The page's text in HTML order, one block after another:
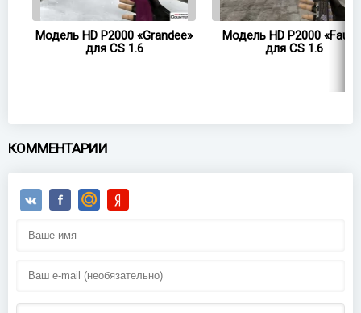
Модель HD P2000 «Grandee»
для CS 1.6
Модель HD P2000
для CS 1.6
КОММЕНТАРИИ